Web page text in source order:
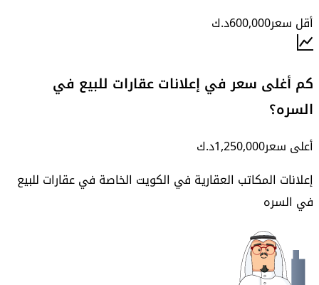
أقل سعر600,000د.ك
كم أغلى سعر في إعلانات عقارات للبيع في
السره؟
أعلى سعر1,250,000د.ك
إعلانات المكاتب العقارية في الكويت الخاصة فيعقارات للبيع
في السره